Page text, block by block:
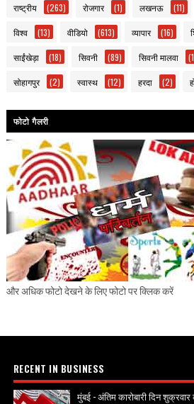
राष्ट्रीय (263) रोजगार (1) लखनऊ (11)
विश्व (13) वीडियो (613) व्यापार (16)
साईंखेड़ा (18) सिवनी (89) सिवनी मालवा
सोहागपुर (2) स्वास्थ (12) हरदा (2)
फोटो गैलरी
और अधिक फोटो देखने के लिए फोटो पर क्लिक करें
RECENT IN BUSINESS
मुंबई - अंतिम कारोबारी दिन